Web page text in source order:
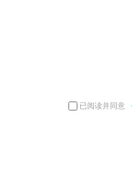
已阅读并同意